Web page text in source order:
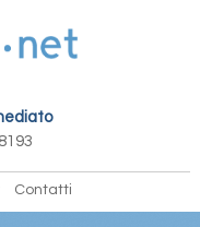
Contatti